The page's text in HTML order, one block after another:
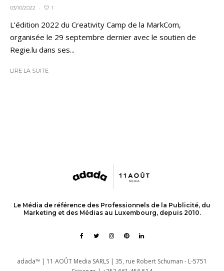
03/10/2022 · 1
L’édition 2022 du Creativity Camp de la MarkCom,
organisée le 29 septembre dernier avec le soutien de
Regie.lu dans ses...
LIRE LA SUITE
Le Média de référence des Professionnels de la Publicité, du
Marketing et des Médias au Luxembourg, depuis 2010.
adada™ | 11 AOÛT Media SARLS | 35, rue Robert Schuman - L-5751